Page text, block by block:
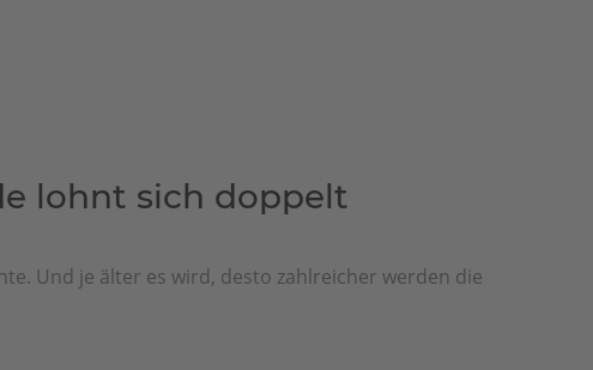
lohnt sich doppelt
Und je älter es wird, desto zahlreicher werden die